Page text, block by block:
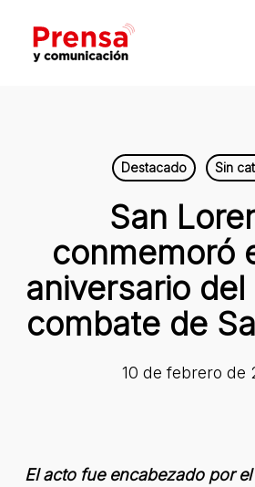
main
Destacado Sin
San
conmemoró
aniversario
combate de
10 de febrero de
El acto fue encabezado por